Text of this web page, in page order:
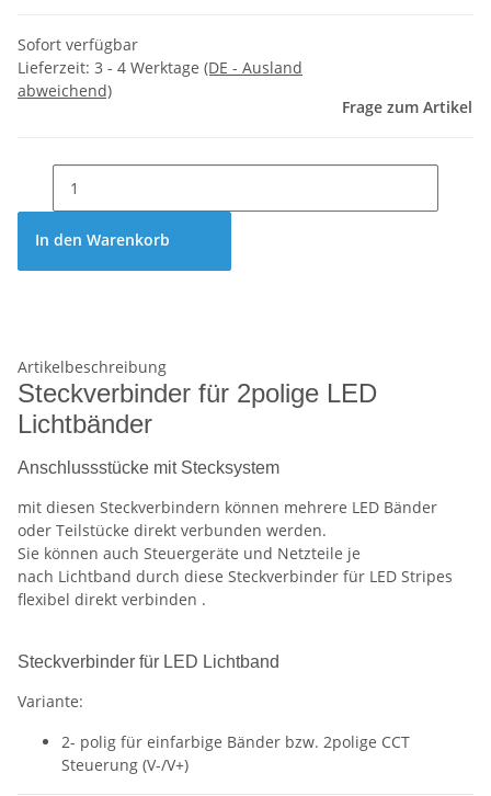
Sofort verfügbar
Lieferzeit: 3 - 4 Werktage (DE - Ausland
abweichend)
Frage zum Artikel
In den Warenkorb
Artikelbeschreibung
Steckverbinder für 2polige LED
Lichtbänder
Anschlussstücke mit Stecksystem
mit diesen Steckverbindern können mehrere LED Bänder
oder Teilstücke direkt verbunden werden.
Sie können auch Steuergeräte und Netzteile je
nach Lichtband durch diese Steckverbinder für LED Stripes
flexibel direkt verbinden .
Steckverbinder für LED Lichtband
Variante:
2- polig für einfarbige Bänder bzw. 2polige CCT
Steuerung (V-/V+)